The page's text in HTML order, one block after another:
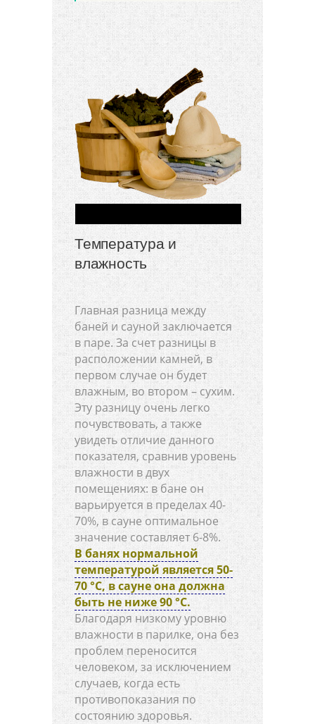
Температура и
влажность
Главная разница между
баней и сауной заключается
в паре. За счет разницы в
расположении камней, в
первом случае он будет
влажным, во втором – сухим.
Эту разницу очень легко
почувствовать, а также
увидеть отличие данного
показателя, сравнив уровень
влажности в двух
помещениях: в бане он
варьируется в пределах 40-
70%, в сауне оптимальное
значение составляет 6-8%.
В банях нормальной
температурой является 50-
70 °C, в сауне она должна
быть не ниже 90 °C.
Благодаря низкому уровню
влажности в парилке, она без
проблем переносится
человеком, за исключением
случаев, когда есть
противопоказания по
состоянию здоровья.